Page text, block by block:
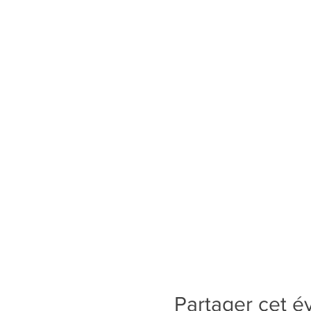
Partager cet